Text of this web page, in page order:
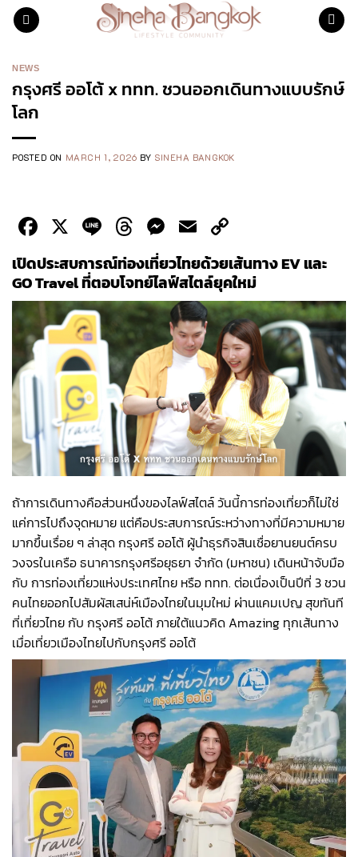
Skip
NEWS
กรุงศรี ออโต้ x ททท. ชวนออกเดินทางแบบรักษ์
โลก
POSTED ON MARCH 1, 2026 BY SINEHA BANGKOK
Facebook
X LineThreads
Messenger
Email
Link
เปิดประสบการณ์ท่องเที่ยวไทยด้วยเส้นทาง EV และ
GO Travel ที่ตอบโจทย์ไลฟ์สไตล์ยุคใหม่
ถ้าการเดินทางคือส่วนหนึ่งของไลฟ์สไตล์ วันนี้การท่องเที่ยวก็ไม่ใช่
แค่การไปถึงจุดหมาย แต่คือประสบการณ์ระหว่างทางที่มีความหมาย
มากขึ้นเรื่อย ๆ ล่าสุด กรุงศรี ออโต้ ผู้นำธุรกิจสินเชื่อยานยนต์ครบ
วงจรในเครือ ธนาคารกรุงศรีอยุธยา จำกัด (มหาชน) เดินหน้าจับมือ
กับ การท่องเที่ยวแห่งประเทศไทย หรือ ททท. ต่อเนื่องเป็นปีที่ 3 ชวน
คนไทยออกไปสัมผัสเสน่ห์เมืองไทยในมุมใหม่ ผ่านแคมเปญ สุขทันที
ที่เที่ยวไทย กับ กรุงศรี ออโต้ ภายใต้แนวคิด Amazing ทุกเส้นทาง
เมื่อเที่ยวเมืองไทยไปกับกรุงศรี ออโต้